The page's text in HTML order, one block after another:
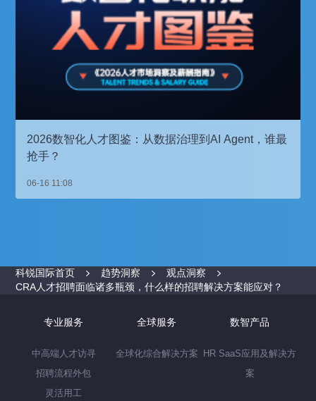
2026数智化人才图鉴：从数据治理到AI Agent，谁最
抢手？
06-16 11:08
科锐国际首页 趋势洞察
观点洞察
CRA人才招聘面临诸多瓶颈，什么样的招聘解决方案能应对？
专业服务
中高端人才访寻
招聘流程外包
灵活用工
全球服务
全球化综合解决方案
数智产品
HR SaaS应用及解决方
案